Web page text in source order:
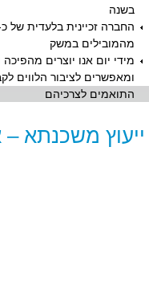
בשנה
מהמובילים במשק
מידי יום אנו יוצרים
ומאפשרים לציבור הלווים
התואמים לצרכיהם
ייעוץ משכנתא